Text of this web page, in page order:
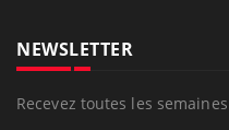
NEWSLETTER
Recevez toutes les